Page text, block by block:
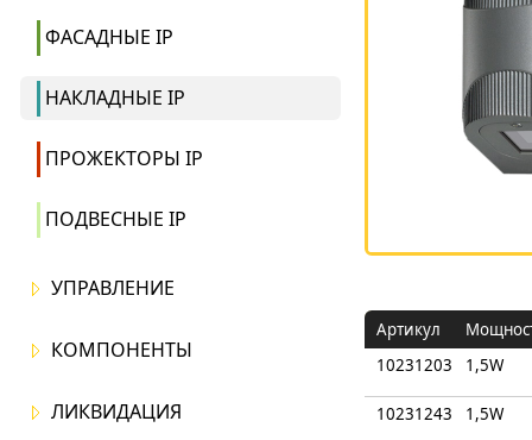
ФАСАДНЫЕ IP
НАКЛАДНЫЕ IP
ПРОЖЕКТОРЫ IP
ПОДВЕСНЫЕ IP
УПРАВЛЕНИЕ
КОМПОНЕНТЫ
ЛИКВИДАЦИЯ
Артикул
10231203
1,5W
10231243 1,5W